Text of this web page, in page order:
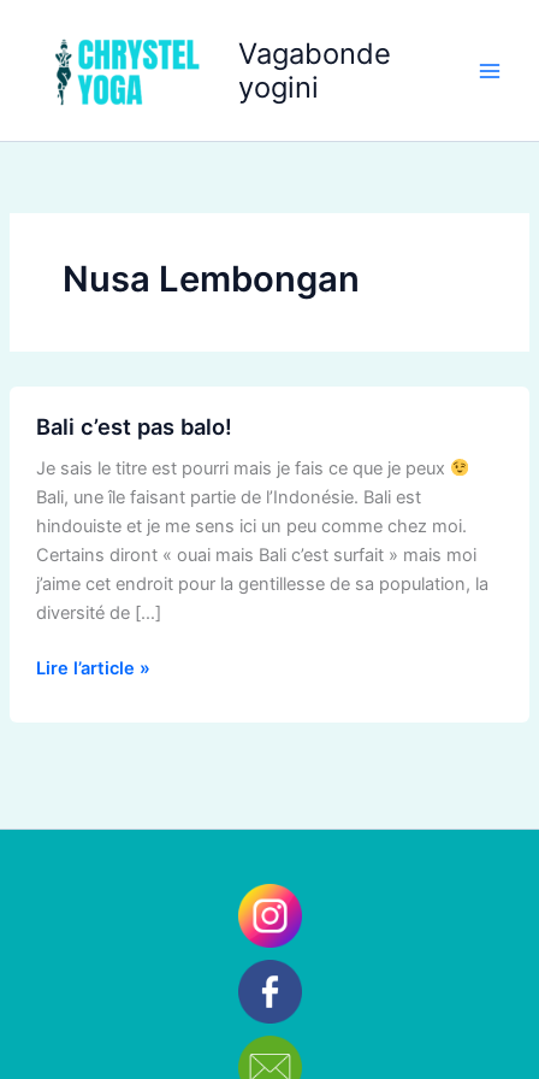
contenu
Vagabonde
yogini
Nusa Lembongan
Bali c’est pas balo!
Je sais le titre est pourri mais je fais ce que je peux
Bali, une île faisant partie de l’Indonésie. Bali est
hindouiste et je me sens ici un peu comme chez moi.
Certains diront « ouai mais Bali c’est surfait » mais moi
j’aime cet endroit pour la gentillesse de sa population, la
diversité de […]
c’est
pas
balo!
Lire l’article »